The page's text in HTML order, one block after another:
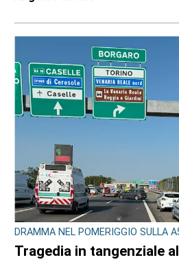
lavori per l’amianto,
dal Comune
Stefano Tubia